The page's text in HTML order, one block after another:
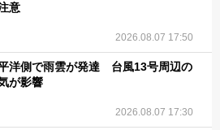
意
2026.08.07 17:50
洋側で雨雲が発達 台風13号周辺の
が影響
2026.08.07 17:30